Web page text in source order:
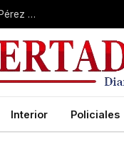
Un perito confirmó que el olor de Loan estaba en los vehículos de Pérez y Caillava
Interior Policiales